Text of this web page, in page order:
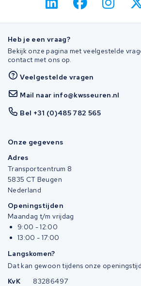
Heb je een vraag?
Bekijk onze pagina met veelgestelde
contact met ons op.
Veelgestelde vragen
Mail naar info@kwsseuren.nl
Bel +31 (0)485 782 565
Onze gegevens
Adres
Transportcentrum 8
5835 CT Beugen
Nederland
Openingstijden
Maandag t/m vrijdag
9:00 - 12:00
13:00 - 17:00
Langskomen?
Dat kan gewoon tijdens onze
KvK
83286497